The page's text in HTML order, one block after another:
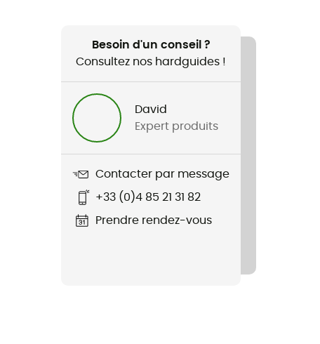
Besoin d'un conseil ?
Consultez nos hardguides !
David
Expert produits
Contacter par message
+33 (0)4 85 21 31 82
Prendre rendez-vous